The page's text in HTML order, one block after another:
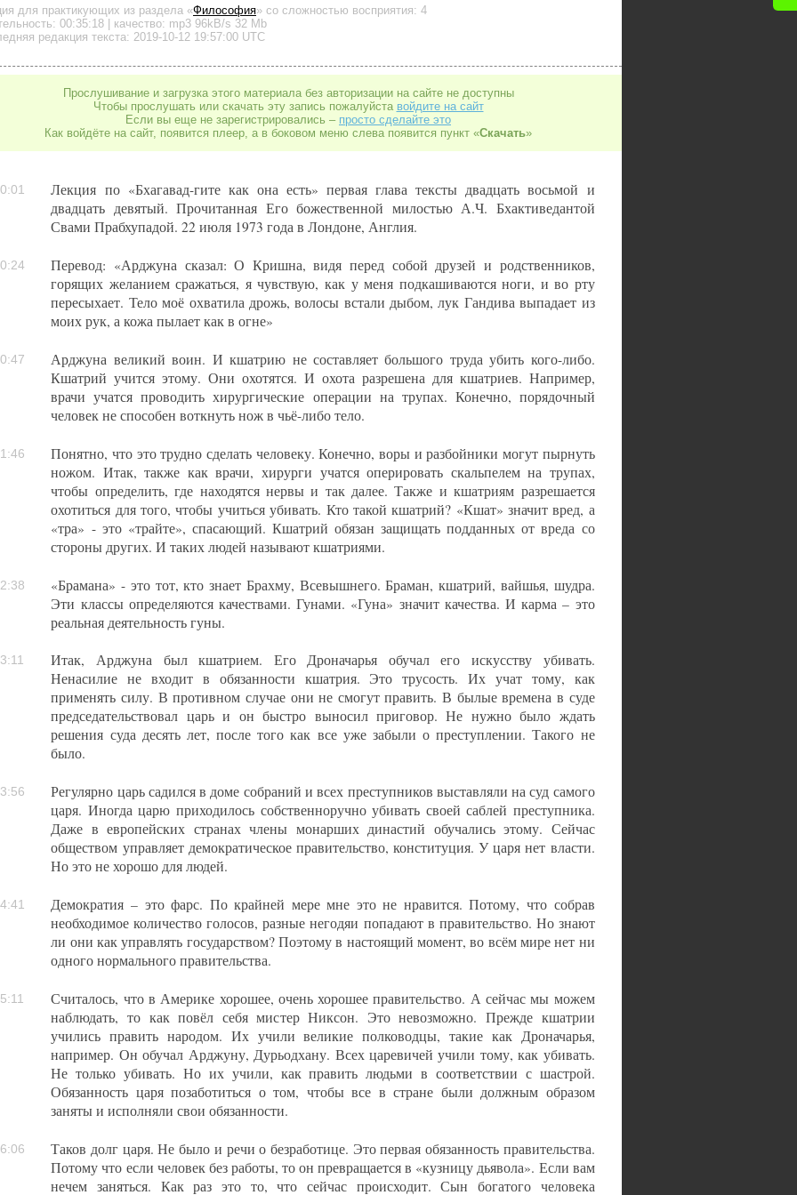
для практикующих из раздела «Философия» со сложностью восприятия: 4
00:35:18 | качество: mp3 96kB/s 32 Mb
редакция текста: 2019-10-12 19:57:00 UTC
Прослушивание и загрузка этого материала без авторизации на сайте не доступны
Чтобы прослушать или скачать эту запись пожалуйста войдите на сайт
Если вы еще не зарегистрировались – просто сделайте это
Как войдёте на сайт, появится плеер, а в боковом меню слева появится пункт «Скачать»
Лекция по «Бхагавад-гите как она есть» первая глава тексты двадцать восьмой и
двадцать девятый. Прочитанная Его божественной милостью А.Ч. Бхактиведантой
Свами Прабхупадой. 22 июля 1973 года в Лондоне, Англия.
Перевод: «Арджуна сказал: О Кришна, видя перед собой друзей и родственников,
горящих желанием сражаться, я чувствую, как у меня подкашиваются ноги, и во рту
пересыхает. Тело моё охватила дрожь, волосы встали дыбом, лук Гандива выпадает из
моих рук, а кожа пылает как в огне»
Арджуна великий воин. И кшатрию не составляет большого труда убить кого-либо.
Кшатрий учится этому. Они охотятся. И охота разрешена для кшатриев. Например,
врачи учатся проводить хирургические операции на трупах. Конечно, порядочный
человек не способен воткнуть нож в чьё-либо тело.
Понятно, что это трудно сделать человеку. Конечно, воры и разбойники могут пырнуть
ножом. Итак, также как врачи, хирурги учатся оперировать скальпелем на трупах,
чтобы определить, где находятся нервы и так далее. Также и кшатриям разрешается
охотиться для того, чтобы учиться убивать. Кто такой кшатрий? «Кшат» значит вред, а
«тра» - это «трайте», спасающий. Кшатрий обязан защищать подданных от вреда со
стороны других. И таких людей называют кшатриями.
«Брамана» - это тот, кто знает Брахму, Всевышнего. Браман, кшатрий, вайшья, шудра.
Эти классы определяются качествами. Гунами. «Гуна» значит качества. И карма – это
реальная деятельность гуны.
Итак, Арджуна был кшатрием. Его Дроначарья обучал его искусству убивать.
Ненасилие не входит в обязанности кшатрия. Это трусость. Их учат тому, как
применять силу. В противном случае они не смогут править. В былые времена в суде
председательствовал царь и он быстро выносил приговор. Не нужно было ждать
решения суда десять лет, после того как все уже забыли о преступлении. Такого не
было.
Регулярно царь садился в доме собраний и всех преступников выставляли на суд самого
царя. Иногда царю приходилось собственноручно убивать своей саблей преступника.
Даже в европейских странах члены монарших династий обучались этому. Сейчас
обществом управляет демократическое правительство, конституция. У царя нет власти.
Но это не хорошо для людей.
Демократия – это фарс. По крайней мере мне это не нравится. Потому, что собрав
необходимое количество голосов, разные негодяи попадают в правительство. Но знают
ли они как управлять государством? Поэтому в настоящий момент, во всём мире нет ни
одного нормального правительства.
Считалось, что в Америке хорошее, очень хорошее правительство. А сейчас мы можем
наблюдать, то как повёл себя мистер Никсон. Это невозможно. Прежде кшатрии
учились править народом. Их учили великие полководцы, такие как Дроначарья,
например. Он обучал Арджуну, Дурьодхану. Всех царевичей учили тому, как убивать.
Не только убивать. Но их учили, как править людьми в соответствии с шастрой.
Обязанность царя позаботиться о том, чтобы все в стране были должным образом
заняты и исполняли свои обязанности.
Таков долг царя. Не было и речи о безработице. Это первая обязанность правительства.
Потому что если человек без работы, то он превращается в «кузницу дьявола». Если вам
нечем заняться. Как раз это то, что сейчас происходит. Сын богатого человека